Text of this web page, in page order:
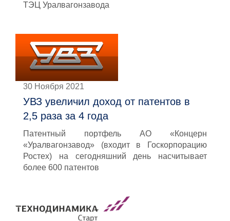
ТЭЦ Уралвагонзавода
30 Ноября 2021
УВЗ увеличил доход от патентов в
2,5 раза за 4 года
Патентный портфель АО «Концерн
«Уралвагонзавод» (входит в Госкорпорацию
Ростех) на сегодняшний день насчитывает
более 600 патентов